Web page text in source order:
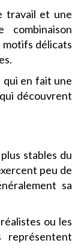
travail et une
combinaison
motifs délicats
qui en fait une
découvrent
stables du
peu de
sa
ou les
représentent